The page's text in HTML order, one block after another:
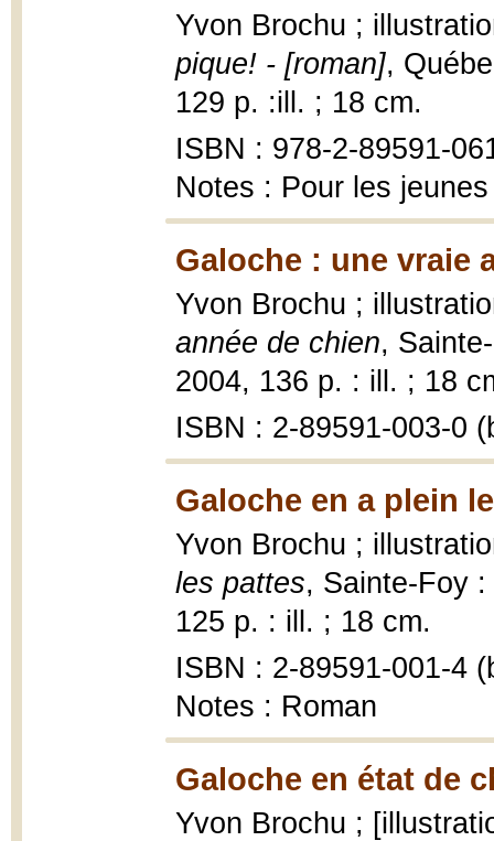
Yvon Brochu ;
pique! - [roman],
129 p. :ill. ; 18 cm.
ISBN : 978-2-89591-
Notes : Pour les
Galoche : une vraie
Yvon Brochu ;
année de chien,
2004, 136 p. : ill. ; 18
ISBN : 2-89591-003-0
Galoche en a plein
Yvon Brochu ;
les pattes, Sainte-Foy
125 p. : ill. ; 18 cm.
ISBN : 2-89591-001-4
Notes : Roman
Galoche en état de
Yvon Brochu ;